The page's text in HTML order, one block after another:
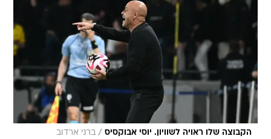
הקבוצה שלו ראויה לשוויון. יוסי אבוקסיס / ברני ארדוב